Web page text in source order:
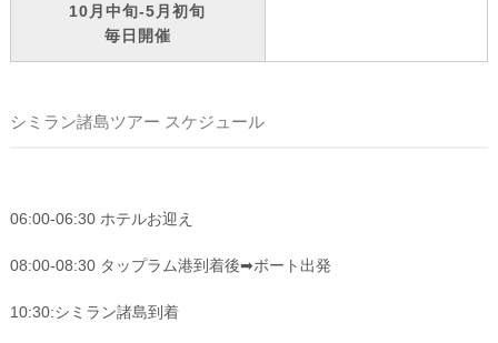
10月中旬‐5月初旬
毎日開催
シミラン諸島ツアー スケジュール
06:00-06:30 ホテルお迎え
08:00-08:30 タップラム港到着後➡ボート出発
10:30:シミラン諸島到着